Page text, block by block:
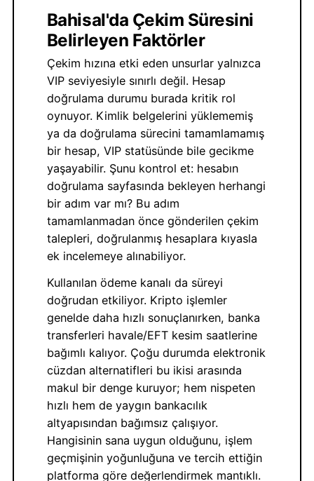
Bahisal'da Çekim Süresini
Belirleyen Faktörler
Çekim hızına etki eden unsurlar yalnızca
VIP seviyesiyle sınırlı değil. Hesap
doğrulama durumu burada kritik rol
oynuyor. Kimlik belgelerini yüklememiş
ya da doğrulama sürecini tamamlamamış
bir hesap, VIP statüsünde bile gecikme
yaşayabilir. Şunu kontrol et: hesabın
doğrulama sayfasında bekleyen herhangi
bir adım var mı? Bu adım
tamamlanmadan önce gönderilen çekim
talepleri, doğrulanmış hesaplara kıyasla
ek incelemeye alınabiliyor.
Kullanılan ödeme kanalı da süreyi
doğrudan etkiliyor. Kripto işlemler
genelde daha hızlı sonuçlanırken, banka
transferleri havale/EFT kesim saatlerine
bağımlı kalıyor. Çoğu durumda elektronik
cüzdan alternatifleri bu ikisi arasında
makul bir denge kuruyor; hem nispeten
hızlı hem de yaygın bankacılık
altyapısından bağımsız çalışıyor.
Hangisinin sana uygun olduğunu, işlem
geçmişinin yoğunluğuna ve tercih ettiğin
platforma göre değerlendirmek mantıklı.